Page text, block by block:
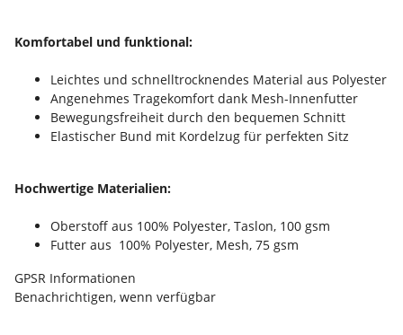
Komfortabel und funktional:
Leichtes und schnelltrocknendes Material aus Polyester
Angenehmes Tragekomfort dank Mesh-Innenfutter
Bewegungsfreiheit durch den bequemen Schnitt
Elastischer Bund mit Kordelzug für perfekten Sitz
Hochwertige Materialien:
Oberstoff aus 100% Polyester, Taslon, 100 gsm
Futter aus 100% Polyester, Mesh, 75 gsm
GPSR Informationen
Benachrichtigen, wenn verfügbar